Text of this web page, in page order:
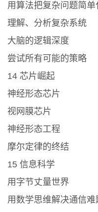
用算法把复杂问题简单
理解、分析复杂系统
大脑的逻辑深度
尝试所有可能的策略
14 芯片崛起
神经形态芯片
视网膜芯片
神经形态工程
摩尔定律的终结
15 信息科学
用字节丈量世界
用数学思维解决通信难